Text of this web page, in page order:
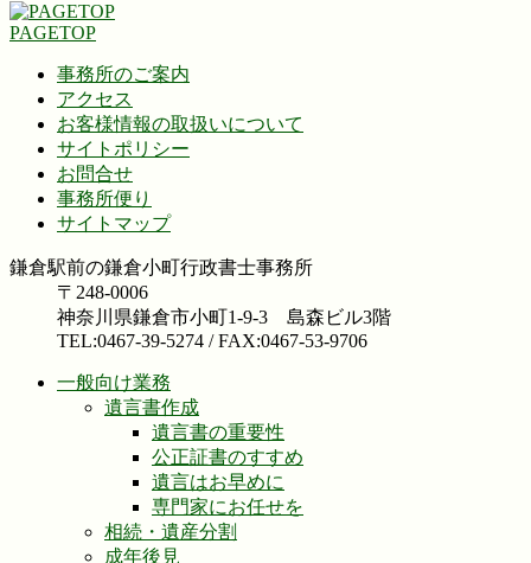
PAGETOP
事務所のご案内
アクセス
お客様情報の取扱いについて
サイトポリシー
お問合せ
事務所便り
サイトマップ
鎌倉駅前の鎌倉小町行政書士事務所
〒248-0006
神奈川県鎌倉市小町1-9-3 島森ビル3階
TEL:0467-39-5274 / FAX:0467-53-9706
一般向け業務
遺言書作成
遺言書の重要性
公正証書のすすめ
遺言はお早めに
専門家にお任せを
相続・遺産分割
成年後見